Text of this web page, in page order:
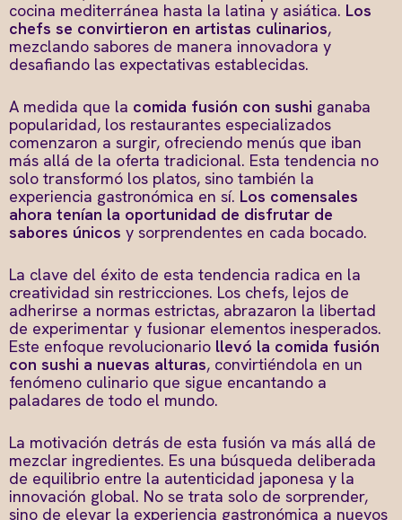
cocina mediterránea hasta la latina y asiática. Los
chefs se convirtieron en artistas culinarios,
mezclando sabores de manera innovadora y
desafiando las expectativas establecidas.
A medida que la comida fusión con sushi ganaba
popularidad, los restaurantes especializados
comenzaron a surgir, ofreciendo menús que iban
más allá de la oferta tradicional. Esta tendencia no
solo transformó los platos, sino también la
experiencia gastronómica en sí. Los comensales
ahora tenían la oportunidad de disfrutar de
sabores únicos y sorprendentes en cada bocado.
La clave del éxito de esta tendencia radica en la
creatividad sin restricciones. Los chefs, lejos de
adherirse a normas estrictas, abrazaron la libertad
de experimentar y fusionar elementos inesperados.
Este enfoque revolucionario llevó la comida fusión
con sushi a nuevas alturas, convirtiéndola en un
fenómeno culinario que sigue encantando a
paladares de todo el mundo.
La motivación detrás de esta fusión va más allá de
mezclar ingredientes. Es una búsqueda deliberada
de equilibrio entre la autenticidad japonesa y la
innovación global. No se trata solo de sorprender,
sino de elevar la experiencia gastronómica a nuevos